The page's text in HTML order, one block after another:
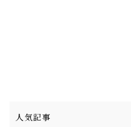
人気記事